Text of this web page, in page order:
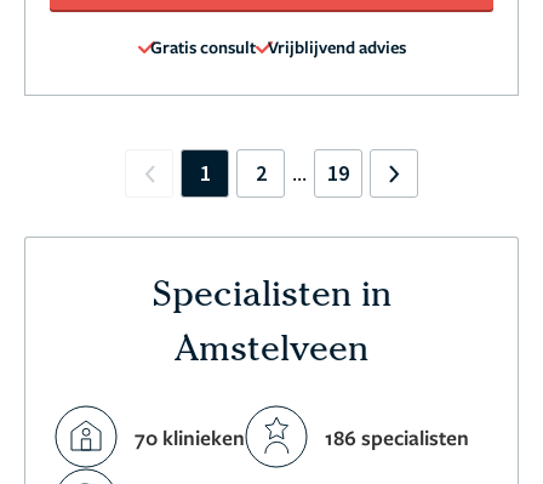
Gratis consult Vrijblijvend advies
Previous
1 2 ... 19 Next
Specialisten in
Amstelveen
70 klinieken 186 specialisten